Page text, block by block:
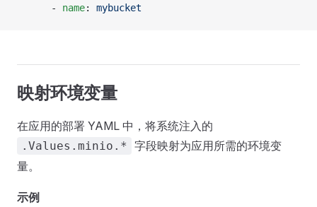
      -
name: mybucket
映射环境变量
在应用的部署 YAML 中，将系统注入的
.Values.minio.*
字段映射为应用所需的环境变
量。
示例